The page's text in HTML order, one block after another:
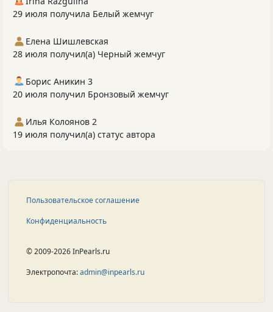
29 июля получила Белый жемчуг
Елена Шишлевская
28 июля получил(а) Черный жемчуг
Борис Аникин 3
20 июля получил Бронзовый жемчуг
Илья Колоянов 2
19 июля получил(а) статус автора
Пользовательское соглашение
Конфиденциальность
© 2009-2026 InPearls.ru
Электропочта:admin@inpearls.ru